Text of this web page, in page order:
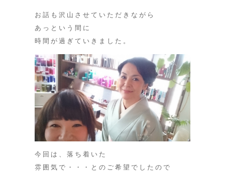
お話も沢山させていただきながら
あっという間に
時間が過ぎていきました。
今回は、落ち着いた
雰囲気で・・・とのご希望でしたので